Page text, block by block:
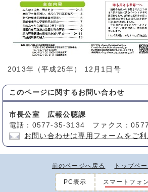
2013年（平成25年） 12月1日号
このページに関する お問い合わせ
市長公室 広報公聴課
電話：0577-35-3134 ファクス：
お問い合わせは専用フォームをご利
前のページへ戻る トップペ
PC表示 スマートフォ